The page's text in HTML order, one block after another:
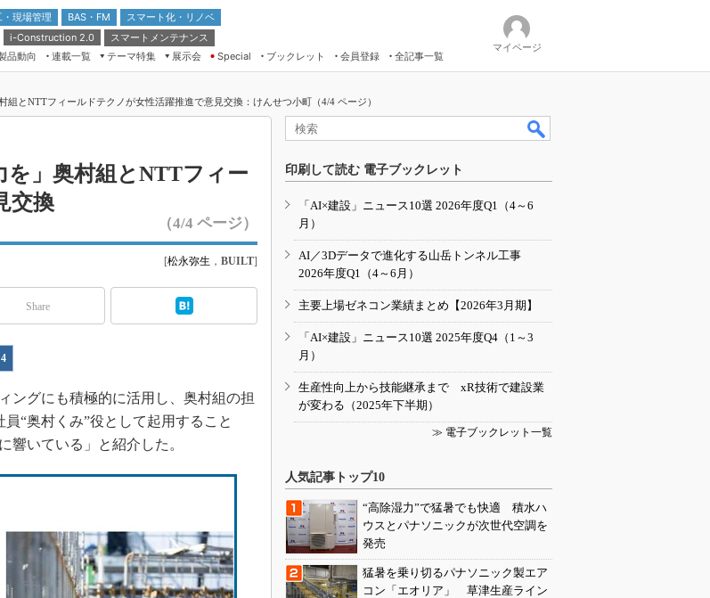
・現場管理 BAS・FM
スマート化・リノベ
i-Construction 2.0
スマートメンテナンス
品動向 連載一覧
テーマ特集
す建設業界の“ゲー
のスマートビル
づくりのミライ
展示会
回 国際 建設・測量展
土木・不動産の先端技術展－
Drone 2023
ンテナンス・レジリエンスTOKYO
Special ブックレット 会員登録 全記事一覧
マイページ
組とNTTフィールドテクノが女性活躍推進で意見交換：けんせつ小町（4/4 ページ）
を」奥村組とNTTフィー
交換
（4/4 ページ）
[松永弥生 ， BUILT]
Share
4
ングにも積極的に活用し、奥村組の担
“奥村くみ”役として起用すること
響いている」と紹介した。
印刷して読む 電子ブックレット
「AI×建設」ニュース10選 2026年度Q1（4～6
月）
AI／3Dデータで進化する山岳トンネル工事
2026年度Q1（4～6月）
主要上場ゼネコン業績まとめ【2026年3月期】
「AI×建設」ニュース10選 2025年度Q4（1～3
月）
生産性向上から技能継承まで xR技術で建設業
が変わる（2025年下半期）
≫ 電子ブックレット一覧
人気記事トップ10
“高除湿力”で猛暑でも快適 積水ハ
ウスとパナソニックが次世代空調を
発売
猛暑を乗り切るパナソニック製エア
コン「エオリア」 草津生産ライン